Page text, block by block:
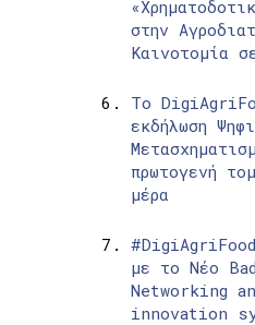
στην
Καινοτομία
Το
εκδήλωση
πρωτογενή
μέρα
με το Νέο
Networking
innovation